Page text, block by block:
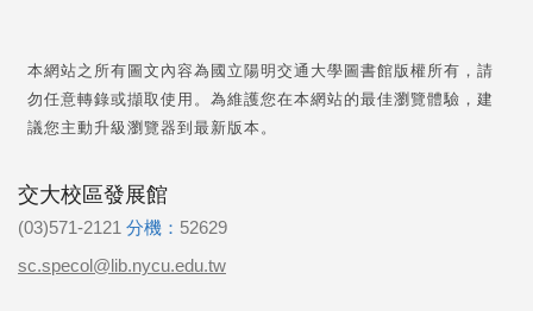
本網站之所有圖文內容為國立陽明交通大學圖書館版權所有，請
勿任意轉錄或擷取使用。為維護您在本網站的最佳瀏覽體驗，建
議您主動升級瀏覽器到最新版本。
交大校區發展館
(03)571-2121 分機： 52629
sc.specol@lib.nycu.edu.tw